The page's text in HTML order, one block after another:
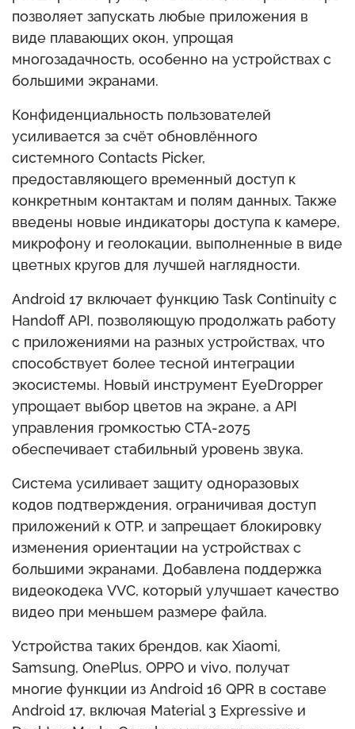
позволяет запускать любые приложения в
виде плавающих окон, упрощая
многозадачность, особенно на устройствах с
большими экранами.
Конфиденциальность пользователей
усиливается за счёт обновлённого
системного Contacts Picker,
предоставляющего временный доступ к
конкретным контактам и полям данных. Также
введены новые индикаторы доступа к камере,
микрофону и геолокации, выполненные в виде
цветных кругов для лучшей наглядности.
Android 17 включает функцию Task Continuity с
Handoff API, позволяющую продолжать работу
с приложениями на разных устройствах, что
способствует более тесной интеграции
экосистемы. Новый инструмент EyeDropper
упрощает выбор цветов на экране, а API
управления громкостью CTA-2075
обеспечивает стабильный уровень звука.
Система усиливает защиту одноразовых
кодов подтверждения, ограничивая доступ
приложений к OTP, и запрещает блокировку
изменения ориентации на устройствах с
большими экранами. Добавлена поддержка
видеокодека VVC, который улучшает качество
видео при меньшем размере файла.
Устройства таких брендов, как Xiaomi,
Samsung, OnePlus, OPPO и vivo, получат
многие функции из Android 16 QPR в составе
Android 17, включая Material 3 Expressive и